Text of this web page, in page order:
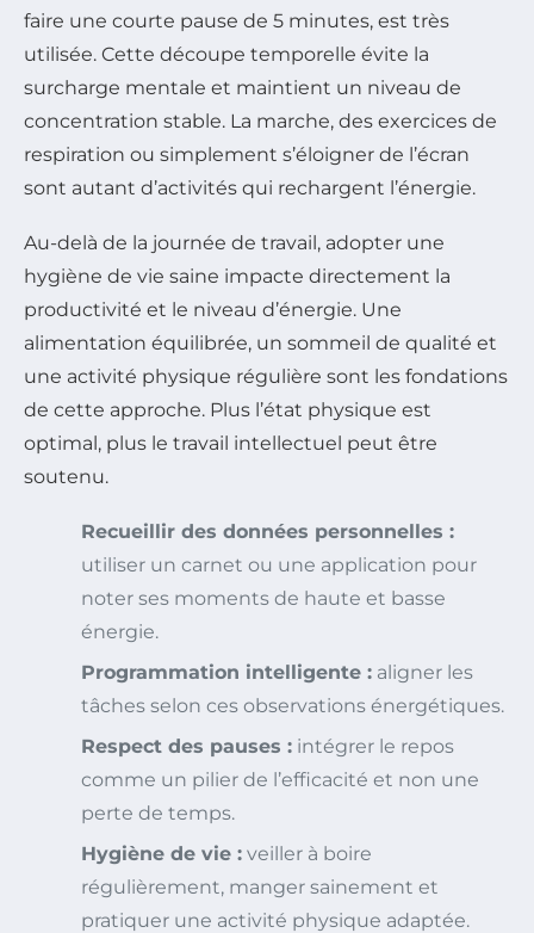
faire une courte pause de 5 minutes, est très
utilisée. Cette découpe temporelle évite la
surcharge mentale et maintient un niveau de
concentration stable. La marche, des exercices de
respiration ou simplement s’éloigner de l’écran
sont autant d’activités qui rechargent l’énergie.
Au-delà de la journée de travail, adopter une
hygiène de vie saine impacte directement la
productivité et le niveau d’énergie. Une
alimentation équilibrée, un sommeil de qualité et
une activité physique régulière sont les fondations
de cette approche. Plus l’état physique est
optimal, plus le travail intellectuel peut être
soutenu.
Recueillir des données personnelles :
utiliser un carnet ou une application pour
noter ses moments de haute et basse
énergie.
Programmation intelligente : aligner les
tâches selon ces observations énergétiques.
Respect des pauses : intégrer le repos
comme un pilier de l’efficacité et non une
perte de temps.
Hygiène de vie : veiller à boire
régulièrement, manger sainement et
pratiquer une activité physique adaptée.